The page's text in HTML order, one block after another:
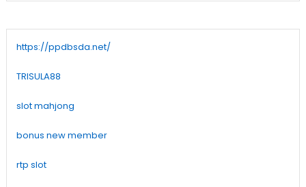
https://ppdbsda.net/
TRISULA88
slot mahjong
bonus new member
rtp slot